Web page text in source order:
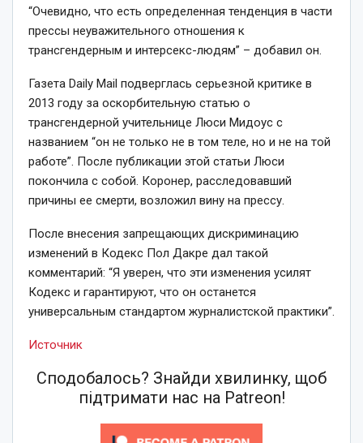
“Очевидно, что есть определенная тенденция в части
прессы неуважительного отношения к
трансгендерным и интерсекс-людям” – добавил он.
Газета Daily Mail подверглась серьезной критике в
2013 году за оскорбительную статью о
трансгендерной учительнице Люси Мидоус с
названием “он не только не в том теле, но и не на той
работе”. После публикации этой статьи Люси
покончила с собой. Коронер, расследовавший
причины ее смерти, возложил вину на прессу.
После внесения запрещающих дискриминацию
изменений в Кодекс Пол Дакре дал такой
комментарий: “Я уверен, что эти изменения усилят
Кодекс и гарантируют, что он останется
универсальным стандартом журналистской практики”.
Источник
Сподобалось? Знайди хвилинку, щоб
підтримати нас на Patreon!